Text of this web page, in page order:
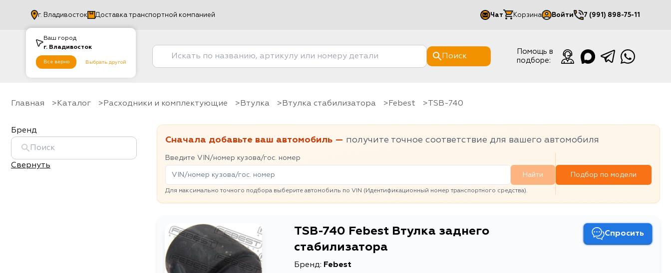
Ваш город
г. Владивосток
Все верно Выбрать другой
г. Владивосток Доставка транспортной компанией Чат Корзина Войти
Мой кабинет
7 (991) 898-75-11
Поиск
Помощь в
подборе:
Главная Каталог Расходники и комплектующие Втулка Втулка стабилизатора Febest TSB-740
Бренд
Свернуть
Сначала добавьте ваш автомобиль — получите точное соответствие для вашего автомобиля
Введите VIN/номер кузова/гос. номер
Найти
Для максимально точного подбора выберите автомобиль по VIN (Идентификационный номер транспортного средства).
Подбор по модели
TSB-740 Febest Втулка заднего
стабилизатора
Спросить
Бренд: Febest